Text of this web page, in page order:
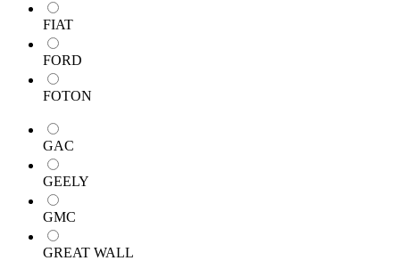
FIAT
FORD
FOTON
GAC
GEELY
GMC
GREAT WALL